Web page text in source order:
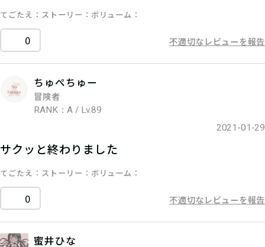
てごたえ ストーリー ボリューム
0 不適切なレビューを報告
ちゅぺちゅー
冒険者
RANK：A / Lv.89
2021-01-29
サクッと終わりました
てごたえ ストーリー ボリューム
0 不適切なレビューを報告
蜜井ひな